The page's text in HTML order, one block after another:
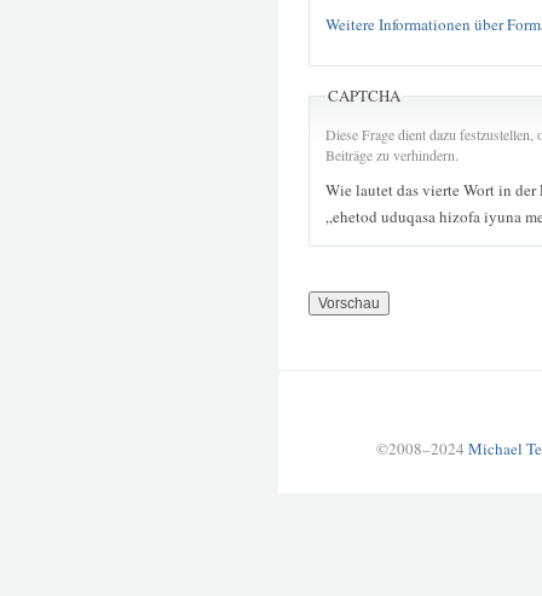
Weitere Informationen über
CAPTCHA
Diese Frage dient dazu
Beiträge zu verhindern.
Wie lautet das vierte Wort in der
„ehetod uduqasa hizofa iyuna
©2008–2024 Michael